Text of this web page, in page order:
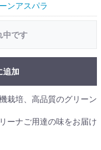
ンアスパラ
中です
追加
培、高品質のグリーン
ーナご用達の味をお届け